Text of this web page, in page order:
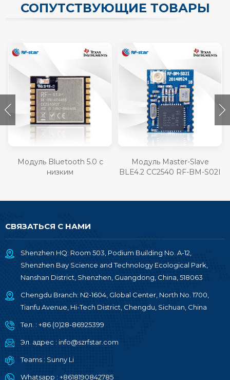
СОПУТСТВУЮЩИЕ ТОВАРЫ
Модуль Bluetooth 5.0 с
низким
4044B5
Модуль Master-Slave
BLE4.2 CC2540 RF-BM-S02I
СВЯЗАТЬСЯ С НАМИ
Shenzhen HQ: Room 503, Podium Building No. A-12,
Shenzhen Bay Science and Technology Ecological Park,
Nanshan District, Shenzhen, Guangdong, China, 518063
Chengdu Branch: N2-1604, Global Center, North No. 1700,
Tianfu Avenue, Hi-Tech District, Chengdu, Sichuan, China
Тел. : +86 (0)28-86925399
Эл. адрес : info@szrfstar.com
Teams : Sunny Li
Whatsapp : +8618190842785